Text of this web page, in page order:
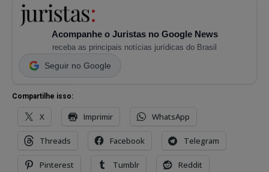
Acompanhe o Juristas no Google News
receba as principais notícias jurídicas do Brasil
Seguir no Google
Compartilhe isso:
X Imprimir WhatsApp
Threads Facebook Telegram
Pinterest Tumblr Reddit